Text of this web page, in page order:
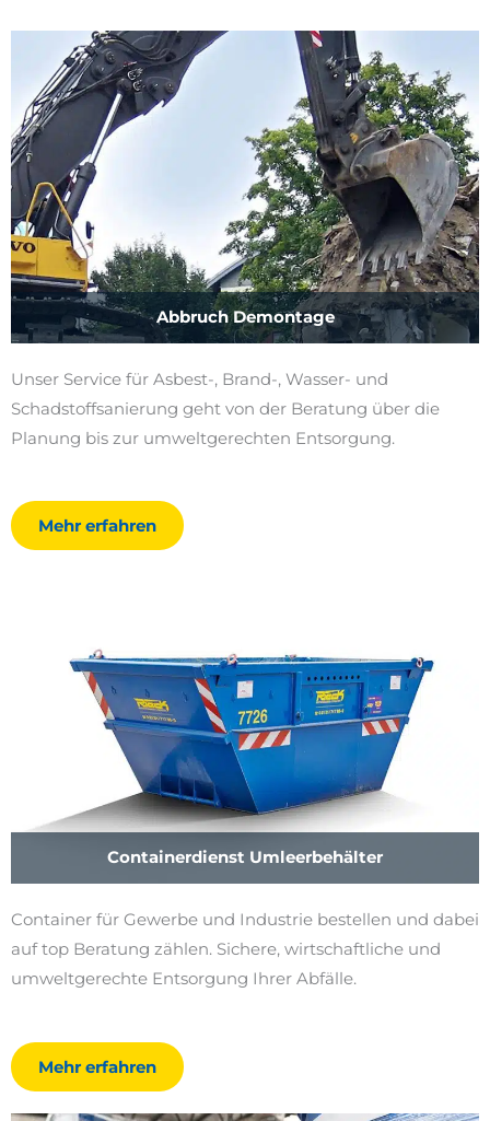
Abbruch Demontage
Unser Service für Asbest-, Brand-, Wasser- und
Schadstoffsanierung geht von der Beratung über die
Planung bis zur umweltgerechten Entsorgung.
Mehr erfahren
Containerdienst Umleerbehälter
Container für Gewerbe und Industrie bestellen und dabei
auf top Beratung zählen. Sichere, wirtschaftliche und
umweltgerechte Entsorgung Ihrer Abfälle.
Mehr erfahren